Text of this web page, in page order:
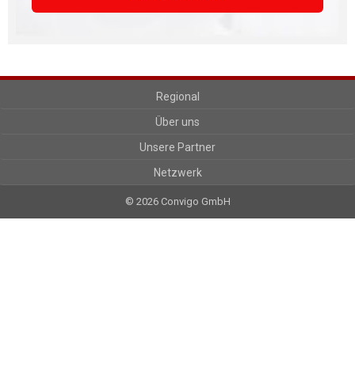
Regional
Über uns
Unsere Partner
Netzwerk
© 2026 Convigo GmbH